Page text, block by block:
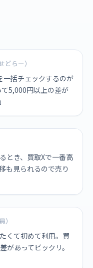
どらー）
一括チェックするのが
5,000円以上の差が
とき、買取Xで一番高
も見られるので売り
くて初めて利用。買
があってビックリ。